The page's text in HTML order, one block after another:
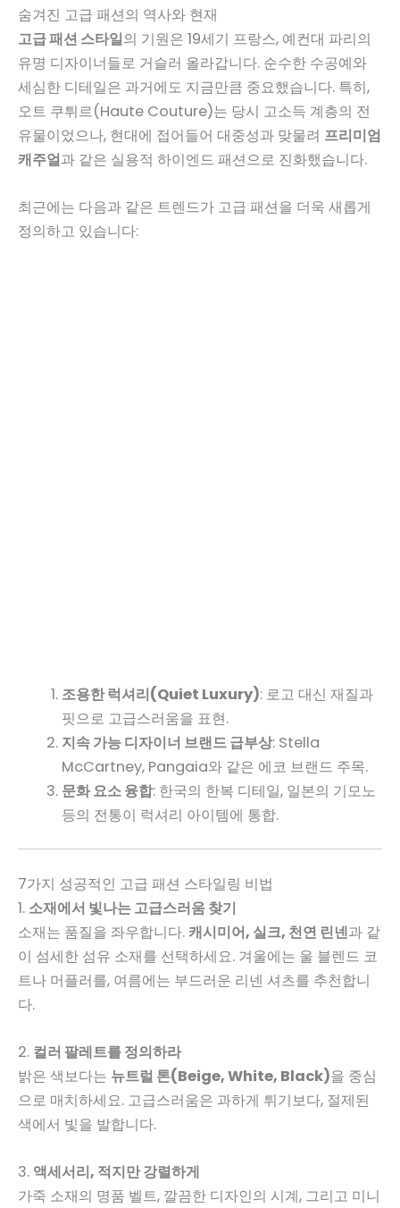
숨겨진 고급 패션의 역사와 현재
고급 패션 스타일의 기원은 19세기 프랑스, 예컨대 파리의
유명 디자이너들로 거슬러 올라갑니다. 순수한 수공예와
세심한 디테일은 과거에도 지금만큼 중요했습니다. 특히,
오트 쿠튀르(Haute Couture)는 당시 고소득 계층의 전
유물이었으나, 현대에 접어들어 대중성과 맞물려 프리미엄
캐주얼과 같은 실용적 하이엔드 패션으로 진화했습니다.
최근에는 다음과 같은 트렌드가 고급 패션을 더욱 새롭게
정의하고 있습니다:
조용한 럭셔리(Quiet Luxury): 로고 대신 재질과
핏으로 고급스러움을 표현.
지속 가능 디자이너 브랜드 급부상: Stella
McCartney, Pangaia와 같은 에코 브랜드 주목.
문화 요소 융합: 한국의 한복 디테일, 일본의 기모노
등의 전통이 럭셔리 아이템에 통합.
7가지 성공적인 고급 패션 스타일링 비법
1. 소재에서 빛나는 고급스러움 찾기
소재는 품질을 좌우합니다. 캐시미어, 실크, 천연 린넨과 같
이 섬세한 섬유 소재를 선택하세요. 겨울에는 울 블렌드 코
트나 머플러를, 여름에는 부드러운 리넨 셔츠를 추천합니
다.
2. 컬러 팔레트를 정의하라
밝은 색보다는 뉴트럴 톤(Beige, White, Black)을 중심
으로 매치하세요. 고급스러움은 과하게 튀기보다, 절제된
색에서 빛을 발합니다.
3. 액세서리, 적지만 강렬하게
가죽 소재의 명품 벨트, 깔끔한 디자인의 시계, 그리고 미니